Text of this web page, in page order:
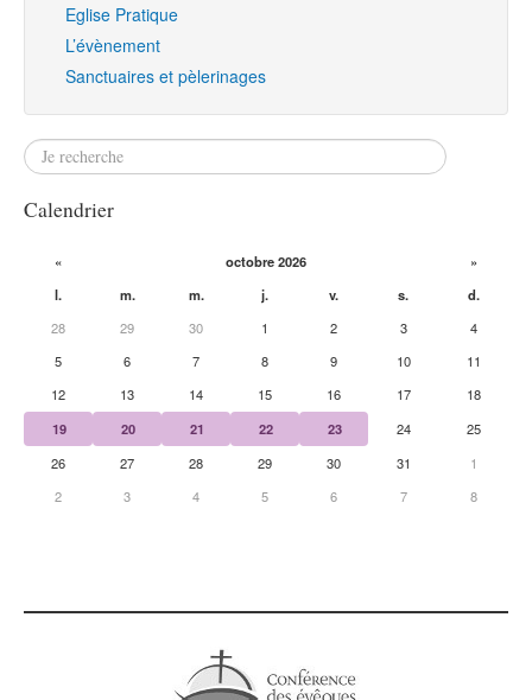
Eglise Pratique
L’évènement
Sanctuaires et pèlerinages
Calendrier
« octobre 2026
»
l.
m. m. j. v. s.
d.
28
29 30 1 2 3
4
5
6 7 8 9 10
11
12
13 14 15 16 17
18
19
20 21 22 23 24
25
26
27 28 29 30 31
1
2
3 4 5 6 7 8